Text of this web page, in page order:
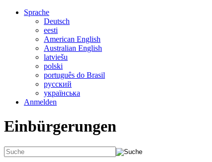
Sprache
Deutsch
eesti
American English
Australian English
latviešu
polski
português do Brasil
русский
українська
Anmelden
Einbürgerungen